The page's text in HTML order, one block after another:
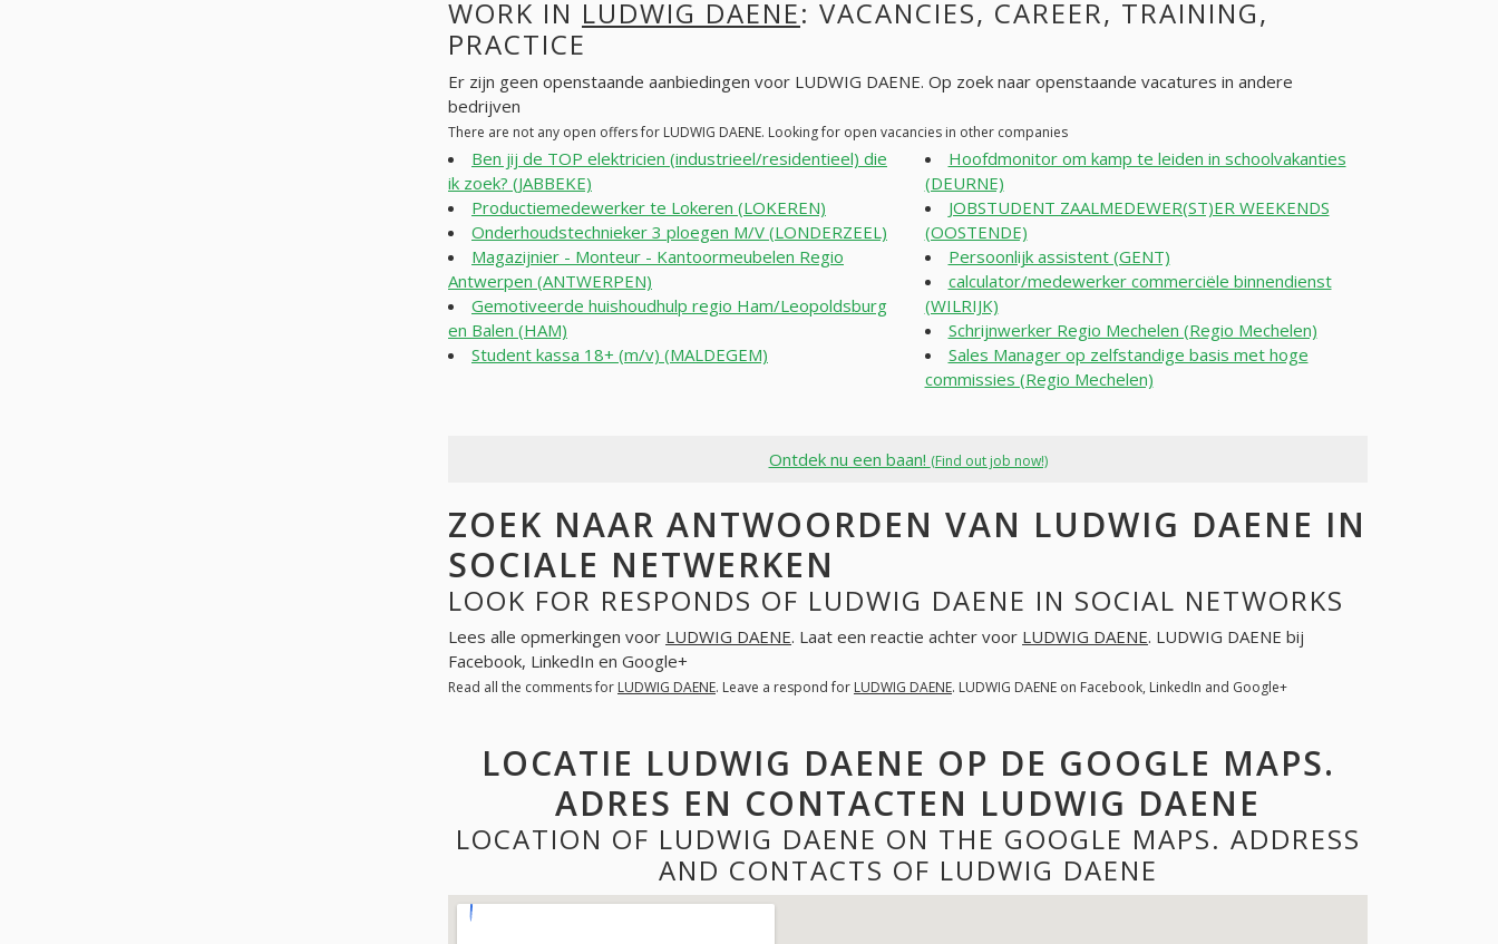
WORK IN LUDWIG DAENE: VACANCIES, CAREER, TRAINING,
PRACTICE
Er zijn geen openstaande aanbiedingen voor LUDWIG DAENE. Op zoek naar openstaande vacatures in andere
bedrijven
There are not any open offers for LUDWIG DAENE. Looking for open vacancies in other companies
Ben jij de TOP elektricien (industrieel/residentieel) die
ik zoek? (JABBEKE)
Productiemedewerker te Lokeren (LOKEREN)
Onderhoudstechnieker 3 ploegen M/V (LONDERZEEL)
Magazijnier - Monteur - Kantoormeubelen Regio
Antwerpen (ANTWERPEN)
Gemotiveerde huishoudhulp regio Ham/Leopoldsburg
en Balen (HAM)
Student kassa 18+ (m/v) (MALDEGEM)
Hoofdmonitor om kamp te leiden in schoolvakanties
(DEURNE)
JOBSTUDENT ZAALMEDEWER(ST)ER WEEKENDS
(OOSTENDE)
Persoonlijk assistent (GENT)
calculator/medewerker commerciële binnendienst
(WILRIJK)
Schrijnwerker Regio Mechelen (Regio Mechelen)
Sales Manager op zelfstandige basis met hoge
commissies (Regio Mechelen)
Ontdek nu een baan! (Find out job now!)
ZOEK NAAR ANTWOORDEN VAN LUDWIG DAENE IN
SOCIALE NETWERKEN
LOOK FOR RESPONDS OF LUDWIG DAENE IN SOCIAL NETWORKS
Lees alle opmerkingen voor LUDWIG DAENE. Laat een reactie achter voor LUDWIG DAENE. LUDWIG DAENE bij
Facebook, LinkedIn en Google+
Read all the comments for LUDWIG DAENE. Leave a respond for LUDWIG DAENE. LUDWIG DAENE on Facebook, LinkedIn and Google+
LOCATIE LUDWIG DAENE OP DE GOOGLE MAPS.
ADRES EN CONTACTEN LUDWIG DAENE
LOCATION OF LUDWIG DAENE ON THE GOOGLE MAPS. ADDRESS
AND CONTACTS OF LUDWIG DAENE